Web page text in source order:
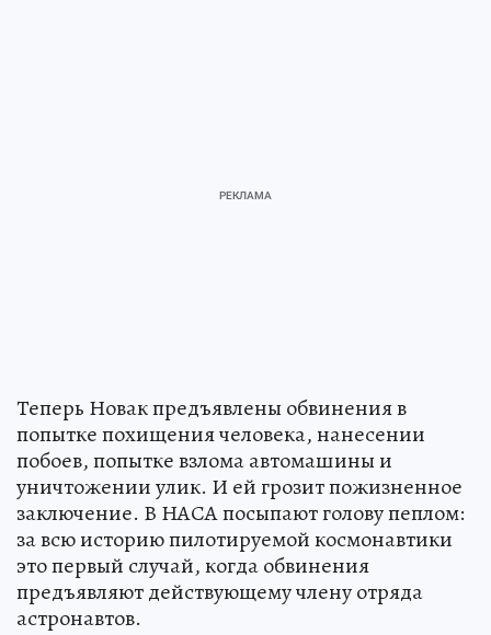
Теперь Новак предъявлены обвинения в
попытке похищения человека, нанесении
побоев, попытке взлома автомашины и
уничтожении улик. И ей грозит пожизненное
заключение. В НАСА посыпают голову пеплом:
за всю историю пилотируемой космонавтики
это первый случай, когда обвинения
предъявляют действующему члену отряда
астронавтов.